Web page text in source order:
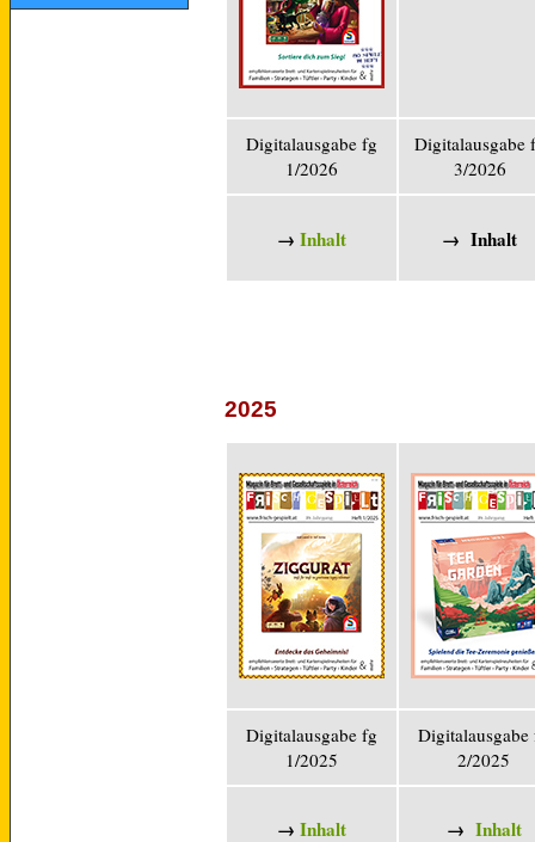
Digitalausgabe fg
1/2026
Digitalausgabe
3/2026
→ Inhalt → Inhalt
2025
Digitalausgabe fg
1/2025
Digitalausgabe
2/2025
→ Inhalt → Inhalt